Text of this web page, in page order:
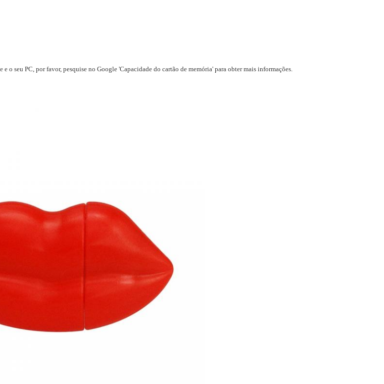
o seu PC, por favor, pesquise no Google 'Capacidade do cartão de memória' para obter mais informações.